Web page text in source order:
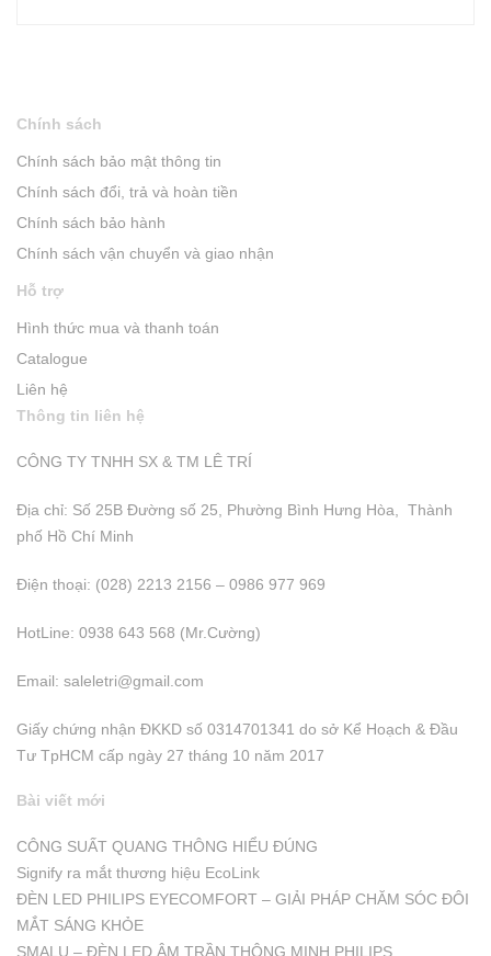
Chính sách
Chính sách bảo mật thông tin
Chính sách đổi, trả và hoàn tiền
Chính sách bảo hành
Chính sách vận chuyển và giao nhận
Hỗ trợ
Hình thức mua và thanh toán
Catalogue
Liên hệ
Thông tin liên hệ
CÔNG TY TNHH SX & TM LÊ TRÍ
Địa chỉ: Số 25B Đường số 25, Phường Bình Hưng Hòa, Thành
phố Hồ Chí Minh
Điện thoại: (028) 2213 2156 – 0986 977 969
HotLine: 0938 643 568 (Mr.Cường)
Email: saleletri@gmail.com
Giấy chứng nhận ĐKKD số 0314701341 do sở Kể Hoạch & Đầu
Tư TpHCM cấp ngày 27 tháng 10 năm 2017
Bài viết mới
CÔNG SUẤT QUANG THÔNG HIỂU ĐÚNG
Signify ra mắt thương hiệu EcoLink
ĐÈN LED PHILIPS EYECOMFORT – GIẢI PHÁP CHĂM SÓC ĐÔI
MẮT SÁNG KHỎE
SMALU – ĐÈN LED ÂM TRẦN THÔNG MINH PHILIPS